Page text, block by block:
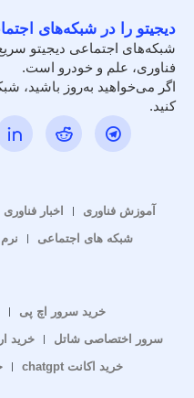
دیجیتو را در شبکه‌های
شبکه‌های اجتماعی دیجیتو
فناوری، علم و خودرو است.
اگر می‌خواهید به‌روز باشید،
کنید.
آموزش فناوری اخبار
شبکه های اجتماعی
خرید سرور اچ پی
سرور اختصاصی شاتل
خرید
خرید اکانت chatgpt